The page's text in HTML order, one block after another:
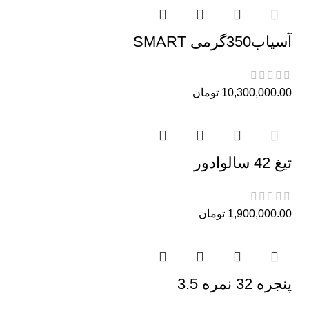
آسیاب350گرمی SMART
10,300,000.00 تومان
تیغ 42 سالوادور
1,900,000.00 تومان
پنجره 32 نمره 3.5